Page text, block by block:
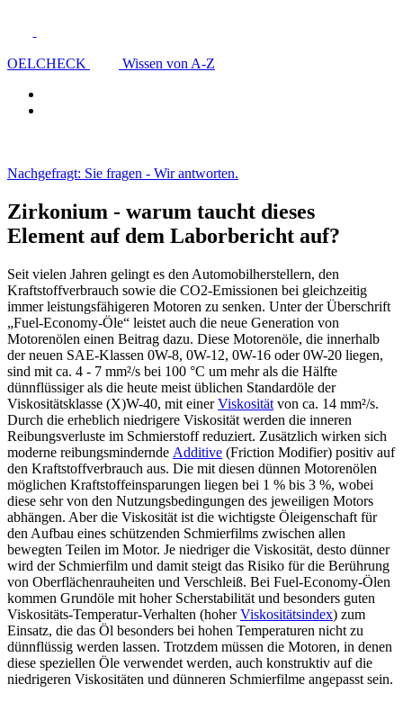
OELCHECK Wissen von A-Z
Nachgefragt: Sie fragen - Wir antworten.
Zirkonium - warum taucht dieses
Element auf dem Laborbericht auf?
Seit vielen Jahren gelingt es den Automobilherstellern, den
Kraftstoffverbrauch sowie die CO2-Emissionen bei gleichzeitig
immer leistungsfähigeren Motoren zu senken. Unter der Überschrift
„Fuel-Economy-Öle“ leistet auch die neue Generation von
Motorenölen einen Beitrag dazu. Diese Motorenöle, die innerhalb
der neuen SAE-Klassen 0W-8, 0W-12, 0W-16 oder 0W-20 liegen,
sind mit ca. 4 - 7 mm²/s bei 100 °C um mehr als die Hälfte
dünnflüssiger als die heute meist üblichen Standardöle der
Viskositätsklasse (X)W-40, mit einerViskosität von ca. 14 mm²/s.
Durch die erheblich niedrigere Viskosität werden die inneren
Reibungsverluste im Schmierstoff reduziert. Zusätzlich wirken sich
moderne reibungsmindernde Additive (Friction Modifier) positiv auf
den Kraftstoffverbrauch aus. Die mit diesen dünnen Motorenölen
möglichen Kraftstoffeinsparungen liegen bei 1 % bis 3 %, wobei
diese sehr von den Nutzungsbedingungen des jeweiligen Motors
abhängen. Aber die Viskosität ist die wichtigste Öleigenschaft für
den Aufbau eines schützenden Schmierfilms zwischen allen
bewegten Teilen im Motor. Je niedriger die Viskosität, desto dünner
wird der Schmierfilm und damit steigt das Risiko für die Berührung
von Oberflächenrauheiten und Verschleiß. Bei Fuel-Economy-Ölen
kommen Grundöle mit hoher Scherstabilität und besonders guten
Viskositäts-Temperatur-Verhalten (hoherViskositätsindex) zum
Einsatz, die das Öl besonders bei hohen Temperaturen nicht zu
dünnflüssig werden lassen. Trotzdem müssen die Motoren, in denen
diese speziellen Öle verwendet werden, auch konstruktiv auf die
niedrigeren Viskositäten und dünneren Schmierfilme angepasst sein.